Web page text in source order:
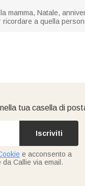
mamma, Natale,
a quella
tua casella di
Iscriviti
e acconsento a
Callie via email.